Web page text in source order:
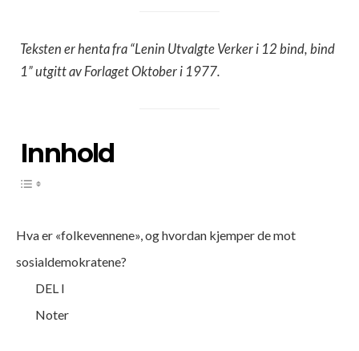
Teksten er henta fra “Lenin Utvalgte Verker i 12 bind, bind
1” utgitt av Forlaget Oktober i 1977.
Innhold
Hva er «folkevennene», og hvordan kjemper de mot
sosialdemokratene?
DEL I
Noter